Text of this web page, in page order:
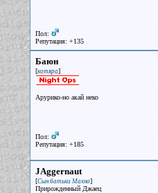
Пол:
Репутация: +135
Баюн
[котяра]
Арурико-но акай неко
Пол:
Репутация: +185
JAggernaut
[Сын батьки Махно]
Прирожденный Джаец